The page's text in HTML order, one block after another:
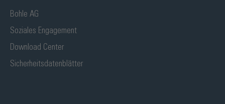
Bohle AG
Soziales Engagement
Download Center
Sicherheitsdatenblätter